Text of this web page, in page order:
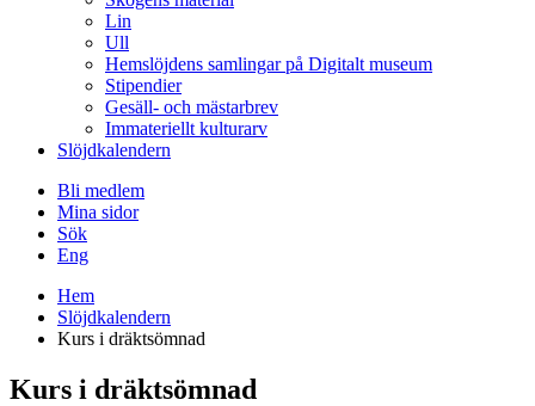
Lin
Ull
Hemslöjdens samlingar på Digitalt museum
Stipendier
Gesäll- och mästarbrev
Immateriellt kulturarv
Slöjdkalendern
Bli medlem
Mina sidor
Sök
Eng
Hem
Slöjdkalendern
Kurs i dräktsömnad
Kurs i dräktsömnad